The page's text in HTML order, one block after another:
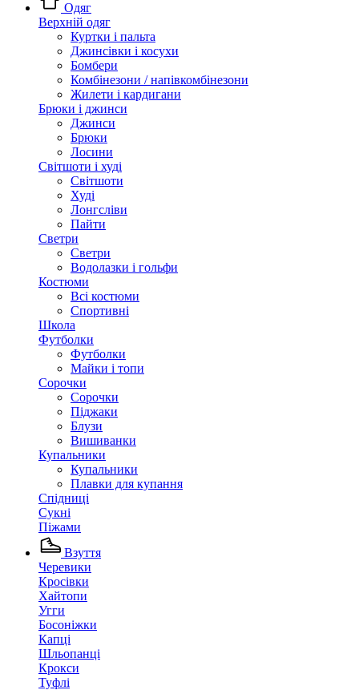
Одяг
Верхній одяг
Куртки і пальта
Джинсівки і косухи
Бомбери
Комбінезони / напівкомбінезони
Жилети і кардигани
Брюки і джинси
Джинси
Брюки
Лосини
Світшоти і худі
Світшоти
Худі
Лонгсліви
Пайти
Светри
Светри
Водолазки і гольфи
Костюми
Всі костюми
Спортивні
Школа
Футболки
Футболки
Майки і топи
Сорочки
Сорочки
Піджаки
Блузи
Вишиванки
Купальники
Купальники
Плавки для купання
Спідниці
Сукні
Піжами
Взуття
Черевики
Кросівки
Хайтопи
Угги
Босоніжки
Капці
Шльопанці
Крокси
Туфлі